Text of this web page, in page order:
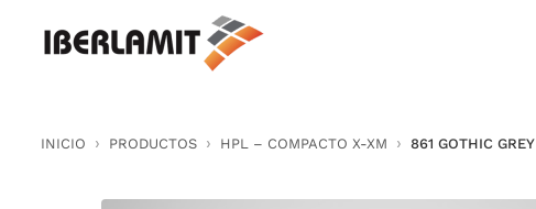
INICIO PRODUCTOS HPL – COMPACTO X-XM 861 GOTHIC GREY